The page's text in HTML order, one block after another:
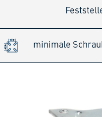
minimale